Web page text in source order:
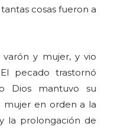
cosas fueron a
y mujer, y vio
pecado trastornó
Dios mantuvo su
mujer en orden a la
la prolongación de